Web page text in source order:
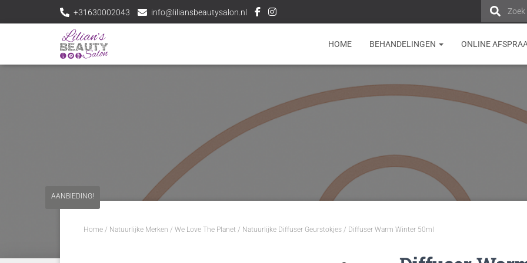
+31630002043 info@liliansbeautysalon.nl
HOME BEHANDELINGEN ONLINE
Home / Natuurlijke Merken / We Love The Planet / Natuurlijke Diffuser Geurstokjes / Diffuser Warm Winter 50ml
AANBIEDING!